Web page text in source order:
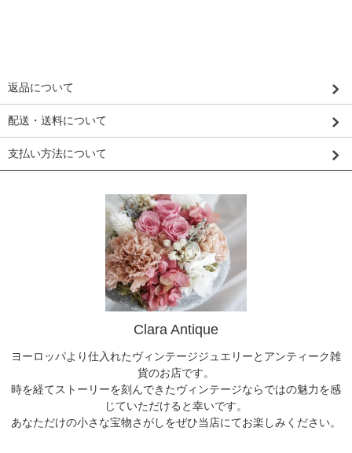
返品について
配送・送料について
支払い方法について
Clara Antique
ヨーロッパより仕入れたヴィンテージジュエリーとアンティーク雑
貨のお店です。
時を経てストーリーを刻んできたヴィンテージならではの魅力を感
じていただけると幸いです。
あなただけの小さな宝物さがしをぜひ当店にてお楽しみください。